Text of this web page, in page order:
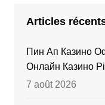
Articles
Пин Ап Казино
Онлайн Казино
7 août 2026